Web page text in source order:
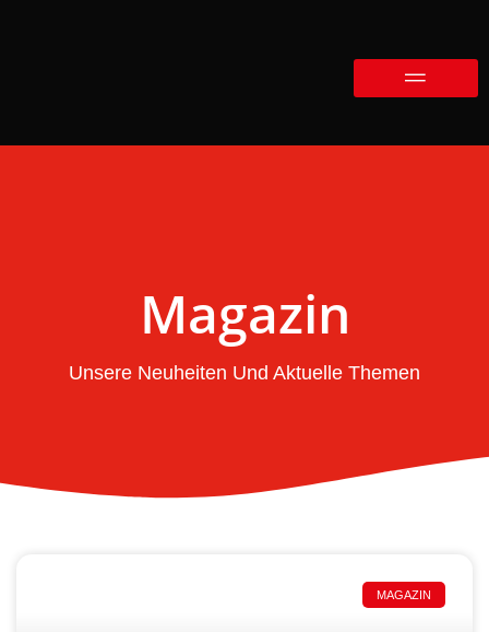
Magazin
Unsere Neuheiten Und Aktuelle Themen
MAGAZIN